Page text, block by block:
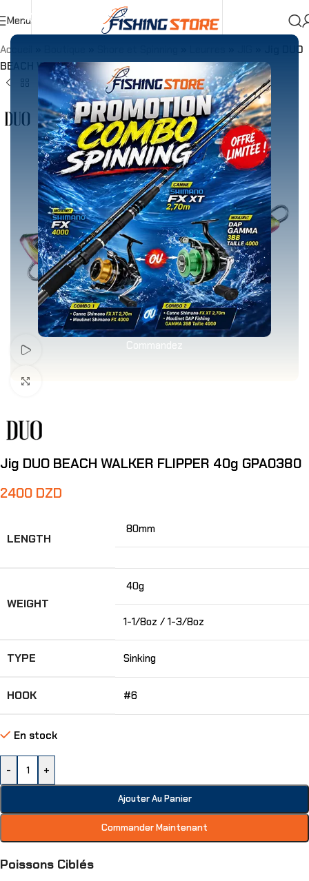
Commandez
Menu
Accueil
Jig DUO
BEACH WALKER FLIPPER 40g GPA0380
Jig DUO BEACH WALKER FLIPPER 40g GPA0380
2400 DZD
LENGTH
80mm
WEIGHT
40g
1-1/8oz / 1-3/8oz
TYPE Sinking
HOOK #6
En stock
- +
Ajouter Au Panier
Commander Maintenant
Poissons Ciblés